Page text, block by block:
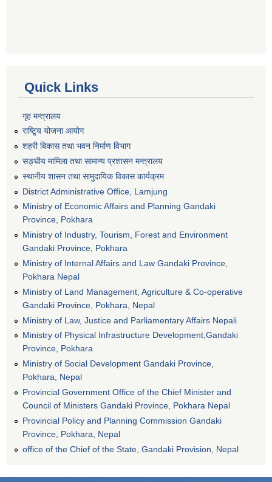
Quick Links
गृह मन्त्रालय
राष्टि्ृय योजना आयोग
शहरी बिकास तथा भवन निर्माण विभाग
सङ्घीय मामिला तथा सामान्य प्रशासन मन्त्रालय
स्थानीय शासन तथा सामुदायिक विकास कार्यक्रम
District Administrative Office, Lamjung
Ministry of Economic Affairs and Planning Gandaki
Province, Pokhara
Ministry of Industry, Tourism, Forest and Environment
Gandaki Province, Pokhara
Ministry of Internal Affairs and Law Gandaki Province,
Pokhara Nepal
Ministry of Land Management, Agriculture & Co-operative
Gandaki Province, Pokhara, Nepal
Ministry of Law, Justice and Parliamentary Affairs Nepali
Ministry of Physical Infrastructure Development,Gandaki
Province, Pokhara
Ministry of Social Development Gandaki Province,
Pokhara, Nepal
Provincial Government Office of the Chief Minister and
Council of Ministers Gandaki Province, Pokhara Nepal
Provincial Policy and Planning Commission Gandaki
Province, Pokhara, Nepal
office of the Chief of the State, Gandaki Provision, Nepal